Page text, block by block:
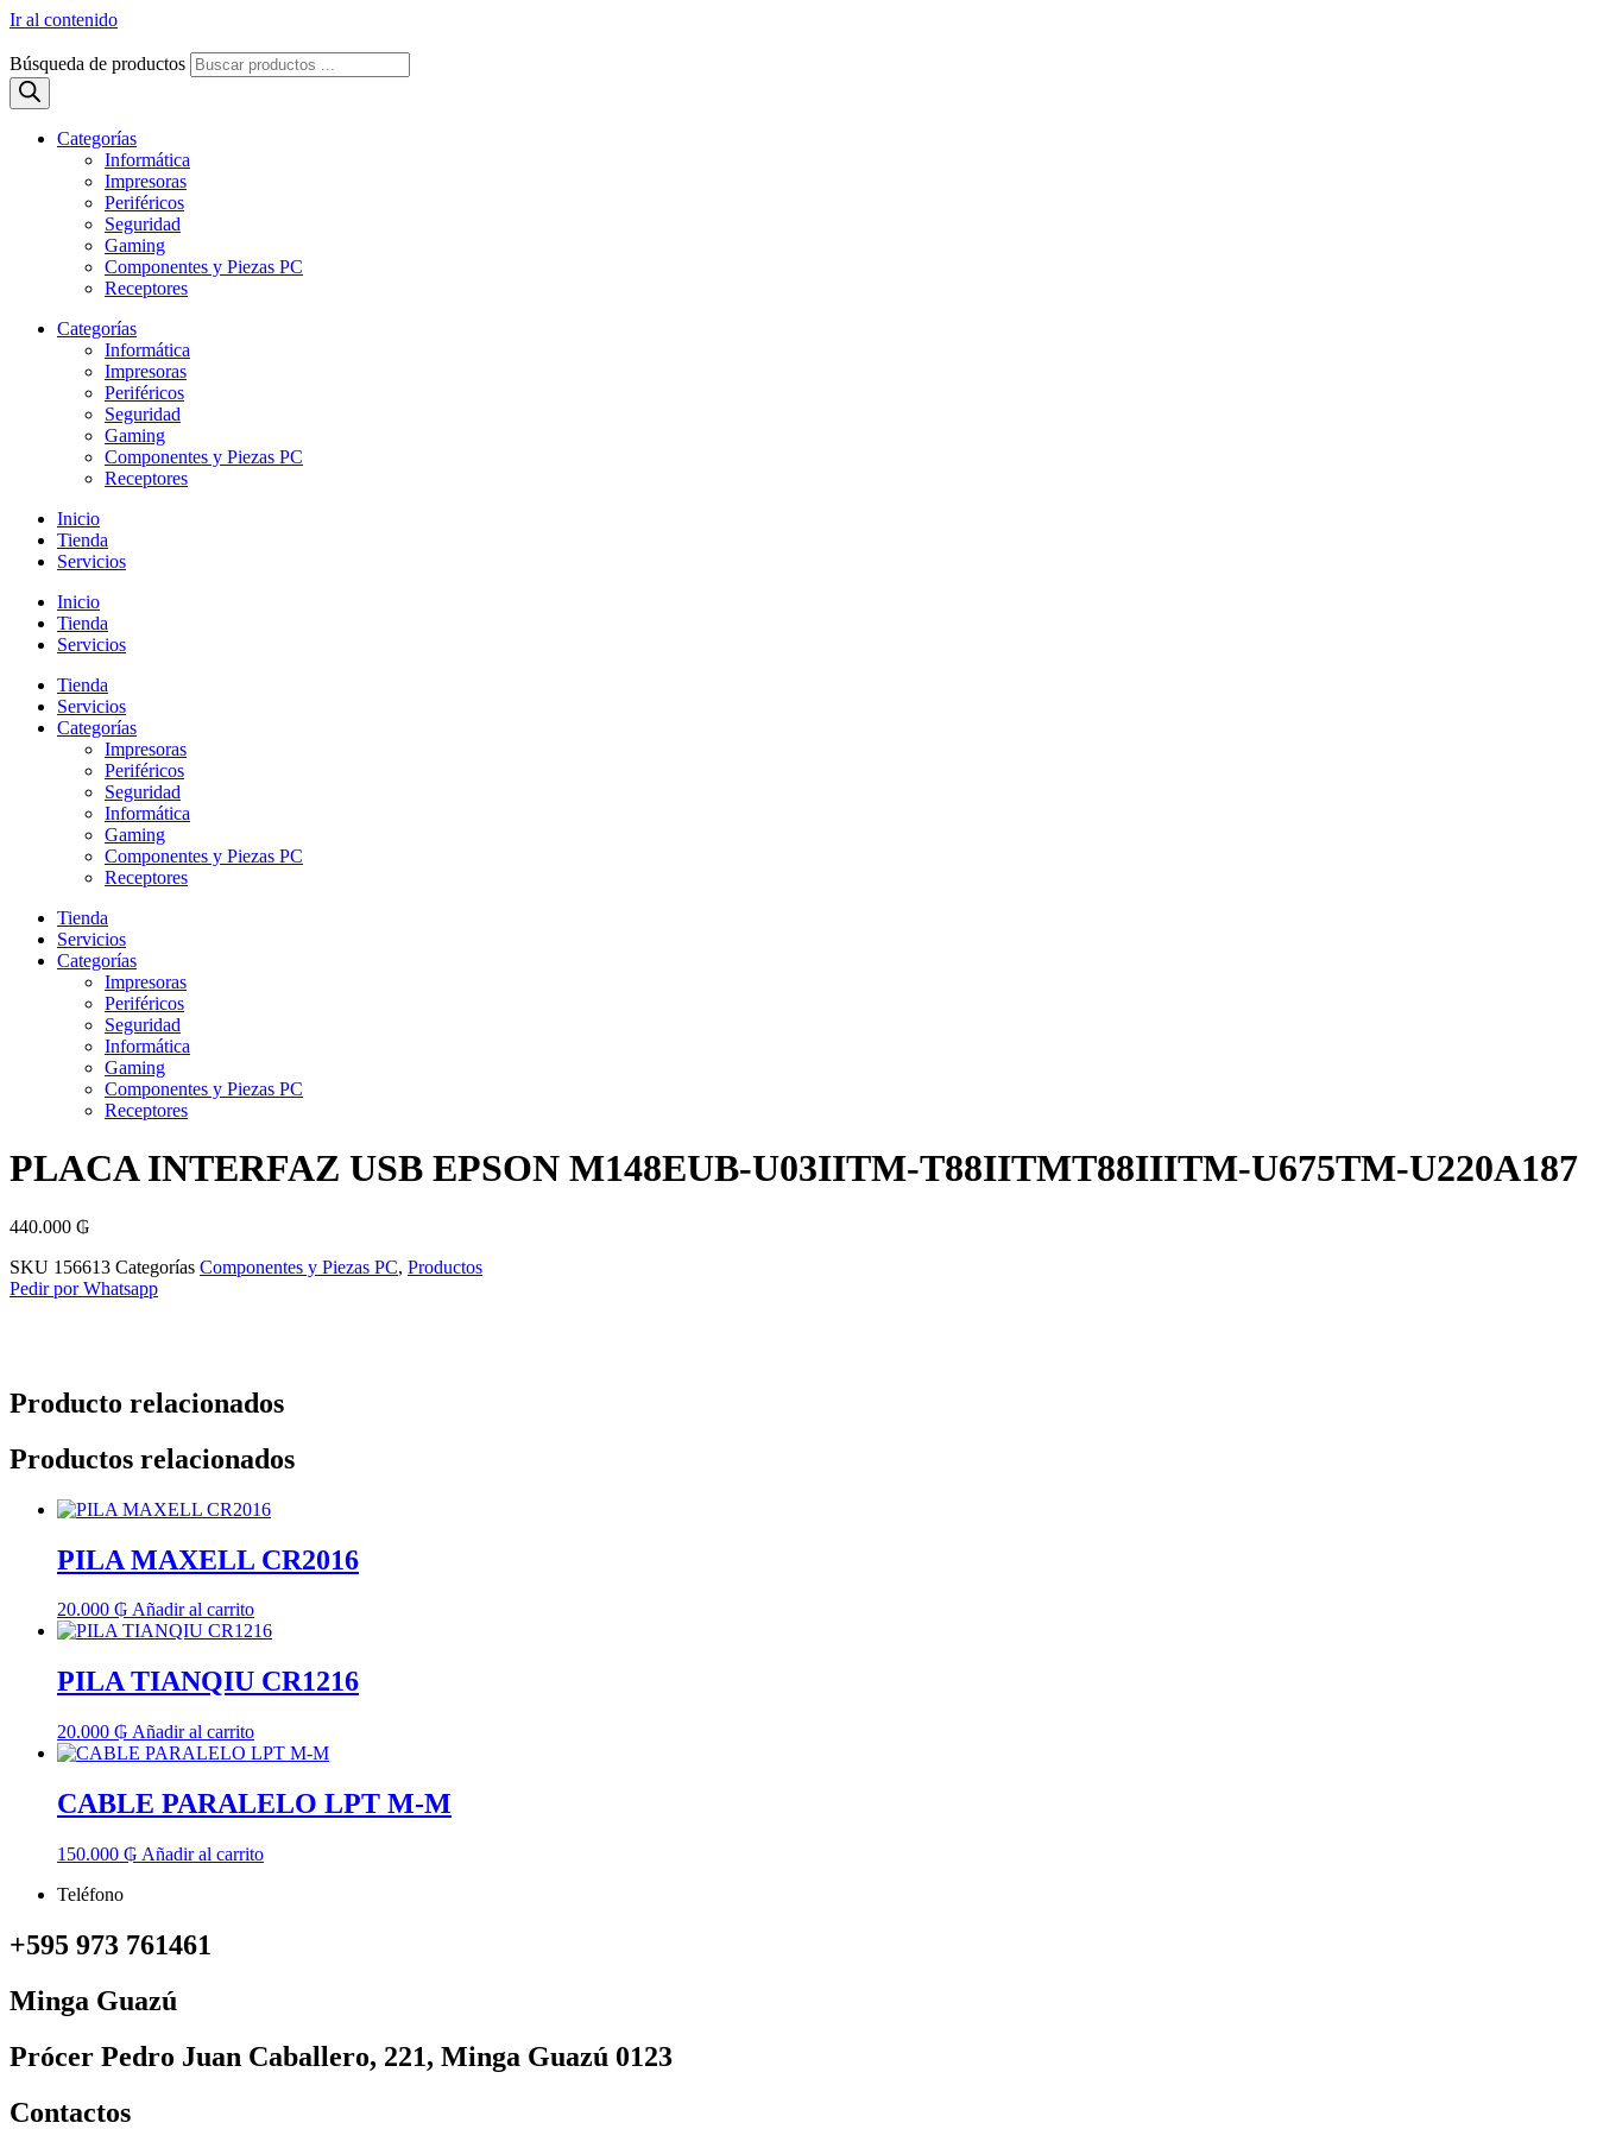
Ir al contenido
Búsqueda de productos
Categorías
Informática
Impresoras
Periféricos
Seguridad
Gaming
Componentes y Piezas PC
Receptores
Categorías
Informática
Impresoras
Periféricos
Seguridad
Gaming
Componentes y Piezas PC
Receptores
Inicio
Tienda
Servicios
Inicio
Tienda
Servicios
Tienda
Servicios
Categorías
Impresoras
Periféricos
Seguridad
Informática
Gaming
Componentes y Piezas PC
Receptores
Tienda
Servicios
Categorías
Impresoras
Periféricos
Seguridad
Informática
Gaming
Componentes y Piezas PC
Receptores
PLACA INTERFAZ USB EPSON M148EUB-U03IITM-T88IITMT88IIITM-U675TM-U220A187
440.000 ₲
SKU 156613 Categorías Componentes y Piezas PC, Productos
Pedir por Whatsapp
Producto relacionados
Productos relacionados
PILA MAXELL CR2016
20.000 ₲ Añadir al carrito
PILA TIANQIU CR1216
20.000 ₲ Añadir al carrito
CABLE PARALELO LPT M-M
150.000 ₲ Añadir al carrito
Teléfono
+595 973 761461
Minga Guazú
Prócer Pedro Juan Caballero, 221, Minga Guazú 0123
Contactos